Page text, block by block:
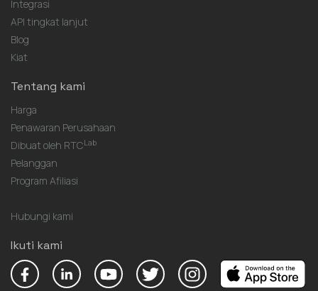
Integrasi
API tingkat lanjut
Blog
Kiat
Tentang kami
Harga
Penawaran Perusahaan
Dibuat oleh RTCLab
Pelanggan
Program Afiliasi
Hubungi kami
Ikuti kami